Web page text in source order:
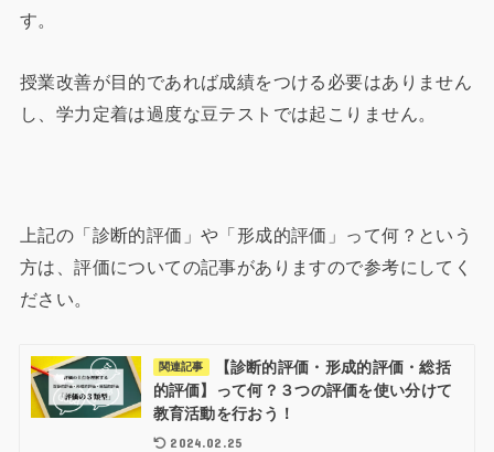
す。
授業改善が目的であれば成績をつける必要はありません
し、学力定着は過度な豆テストでは起こりません。
上記の「診断的評価」や「形成的評価」って何？という
方は、評価についての記事がありますので参考にしてく
ださい。
関連記事
【診断的評価・形成的評価・総括
的評価】って何？３つの評価を使い分けて
教育活動を行おう！
2024.02.25